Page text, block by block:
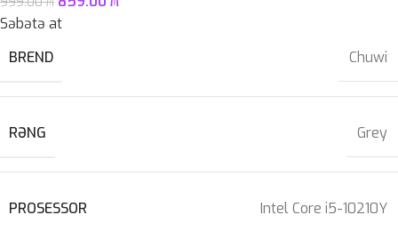
Səbətə at
BREND
Chuwi
RƏNG Grey
PROSESSOR Intel Core i5-10210Y